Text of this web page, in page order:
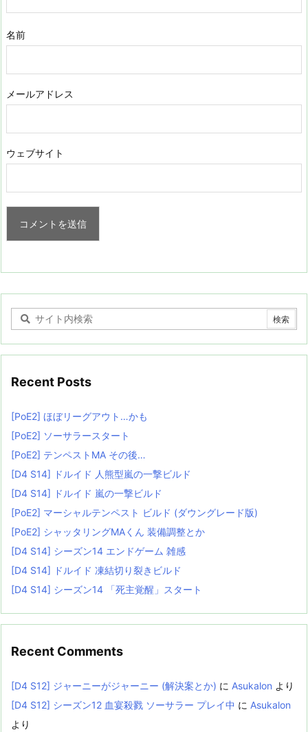
名前
メールアドレス
ウェブサイト
Recent Posts
[PoE2] ほぼリーグアウト…かも
[PoE2] ソーサラースタート
[PoE2] テンペストMA その後…
[D4 S14] ドルイド 人熊型嵐の一撃ビルド
[D4 S14] ドルイド 嵐の一撃ビルド
[PoE2] マーシャルテンペスト ビルド (ダウングレード版)
[PoE2] シャッタリングMAくん 装備調整とか
[D4 S14] シーズン14 エンドゲーム 雑感
[D4 S14] ドルイド 凍結切り裂きビルド
[D4 S14] シーズン14 「死主覚醒」スタート
Recent Comments
[D4 S12] ジャーニーがジャーニー (解決案とか) に Asukalon より
[D4 S12] シーズン12 血宴殺戮 ソーサラー プレイ中 に Asukalon
より